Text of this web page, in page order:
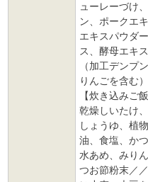
ューレーづけ
ン、ポークエ
エキスパウダ
ス、酵母エキ
（加工デンプ
りんごを含む）
【炊き込みご
乾燥しいたけ
しょうゆ、植
油、食塩、か
水あめ、みり
つお節粉末／